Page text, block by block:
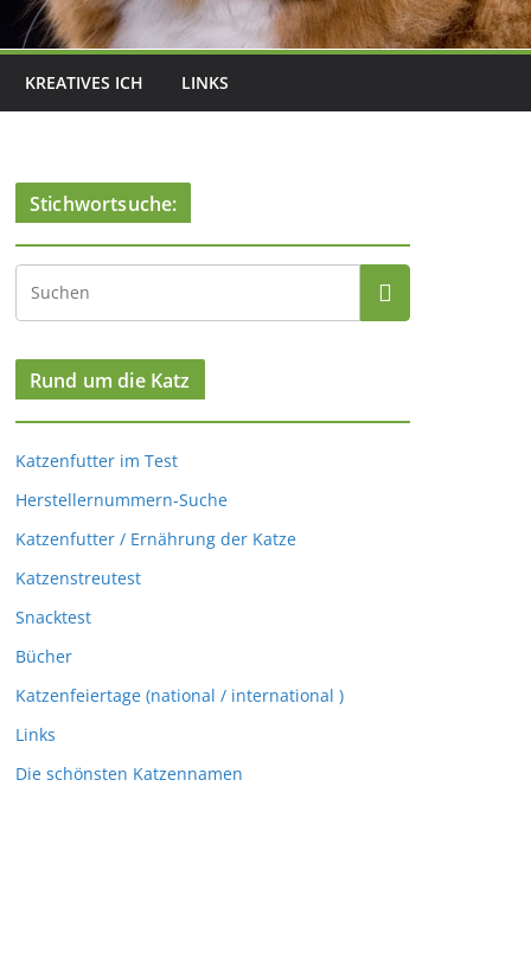
KREATIVES ICH LINKS
Stichwortsuche:
Rund um die Katz
Katzenfutter im Test
Herstellernummern-Suche
Katzenfutter / Ernährung der Katze
Katzenstreutest
Snacktest
Bücher
Katzenfeiertage (national / international )
Links
Die schönsten Katzennamen